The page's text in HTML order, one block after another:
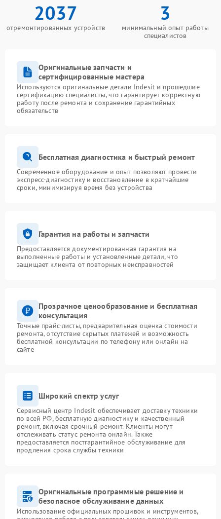
2037
отремонтированных устройств
3
минимальный опыт работы
специалистов
Оригинальные запчасти и
сертифицированные мастера
Используются оригинальные детали Indesit и прошедшие
сертификацию специалисты, что гарантирует корректную
работу после ремонта и сохранение гарантийных
обязательств
Бесплатная диагностика и быстрый ремонт
Современное оборудование и опыт позволяют провести
экспресс-диагностику и восстановление в кратчайшие
сроки, минимизируя время без устройства
Гарантия на работы и запчасти
Предоставляется документированная гарантия на
выполненные работы и установленные детали, что
защищает клиента от повторных неисправностей
Прозрачное ценообразование и бесплатная
консультация
Точные прайс-листы, предварительная оценка стоимости
ремонта, отсутствие скрытых платежей и возможность
бесплатной консультации по телефону или онлайн на
сайте
Широкий спектр услуг
Сервисный центр Indesit обеспечивает доставку техники
по всей РФ, бесплатную диагностику и качественный
ремонт, включая срочный ремонт. Клиенты могут
отслеживать статус ремонта онлайн. Также
предоставляется постгарантийное обслуживание для
продления срока службы техники
Оригинальные программные решение и
безопасное обслуживание данных
Использование официальных прошивок и инструментов,